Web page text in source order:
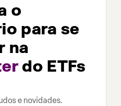
o
para se
na
do ETFs
e novidades.